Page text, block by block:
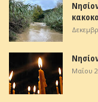
Μαΐου